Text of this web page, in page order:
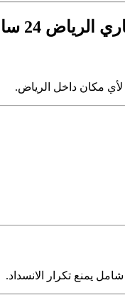
24 ساعة
مكان داخل الرياض.
يمنع تكرار الانسداد.